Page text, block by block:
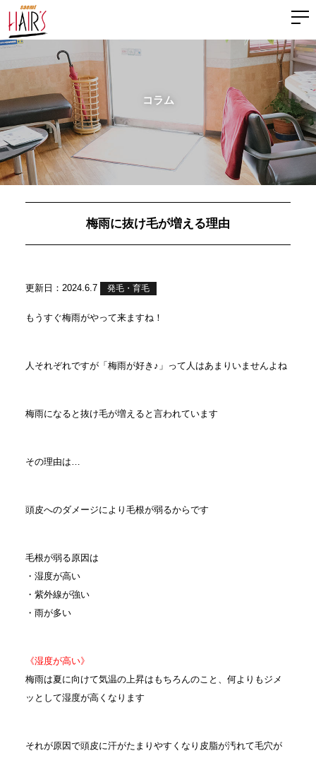
コラム
梅雨に抜け毛が増える理由
更新日：2024.6.7 発毛・育毛
もうすぐ梅雨がやって来ますね！
人それぞれですが「梅雨が好き♪」って人はあまりいませんよね
梅雨になると抜け毛が増えると言われています
その理由は…
頭皮へのダメージにより毛根が弱るからです
毛根が弱る原因は
・湿度が高い
・紫外線が強い
・雨が多い
《湿度が高い》
梅雨は夏に向けて気温の上昇はもちろんのこと、何よりもジメ
ッとして湿度が高くなります
それが原因で頭皮に汗がたまりやすくなり皮脂が汚れて毛穴が